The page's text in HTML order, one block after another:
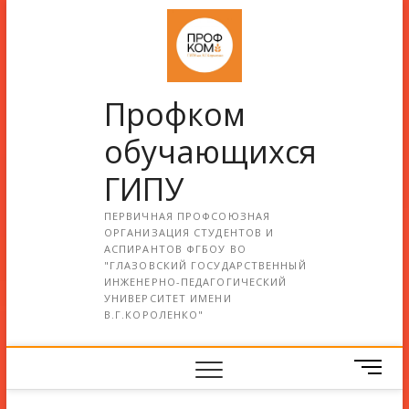
Профком
обучающихся
ГИПУ
ПЕРВИЧНАЯ ПРОФСОЮЗНАЯ
ОРГАНИЗАЦИЯ СТУДЕНТОВ И
АСПИРАНТОВ ФГБОУ ВО
"ГЛАЗОВСКИЙ ГОСУДАРСТВЕННЫЙ
ИНЖЕНЕРНО-ПЕДАГОГИЧЕСКИЙ
УНИВЕРСИТЕТ ИМЕНИ
В.Г.КОРОЛЕНКО"
М
е